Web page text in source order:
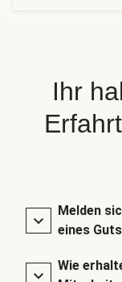
Ihr
Melden
eines
Wie